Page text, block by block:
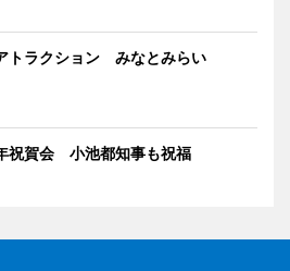
トラクション みなとみらい
祝賀会 小池都知事も祝福